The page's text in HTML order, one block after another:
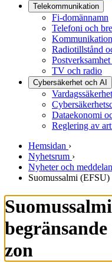
Telekommunikation
Fi-domännamn
Telefoni och
Radiotillstånd
TV och radio
Cybersäkerhet och AI
Dataekonomi
Reglering av
Hemsidan ›
Nyhetsrum ›
Nyheter och
Suomussalmi
zon